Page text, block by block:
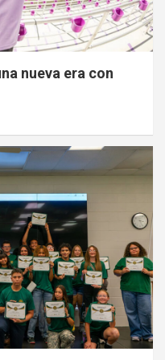
nueva era con